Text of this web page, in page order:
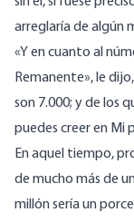
arreglaría de algún
«Y en cuanto al
Remanente», le
son 7.000; y de los
puedes creer en Mi
En aquel tiempo,
de mucho más de
millón sería un